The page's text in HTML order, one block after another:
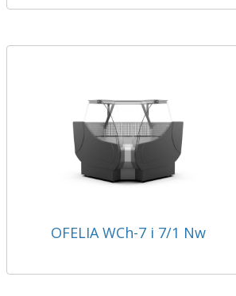
OFELIA WCh-7 i 7/1 Nw